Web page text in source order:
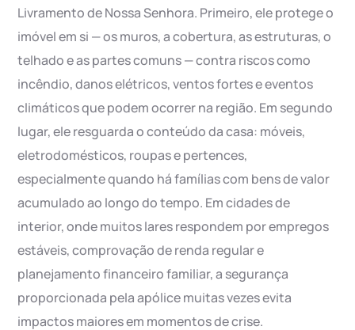
Livramento de Nossa Senhora. Primeiro, ele protege o
imóvel em si — os muros, a cobertura, as estruturas, o
telhado e as partes comuns — contra riscos como
incêndio, danos elétricos, ventos fortes e eventos
climáticos que podem ocorrer na região. Em segundo
lugar, ele resguarda o conteúdo da casa: móveis,
eletrodomésticos, roupas e pertences,
especialmente quando há famílias com bens de valor
acumulado ao longo do tempo. Em cidades de
interior, onde muitos lares respondem por empregos
estáveis, comprovação de renda regular e
planejamento financeiro familiar, a segurança
proporcionada pela apólice muitas vezes evita
impactos maiores em momentos de crise.